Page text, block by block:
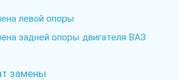
левой опоры
задней опоры двигателя ВАЗ
замены